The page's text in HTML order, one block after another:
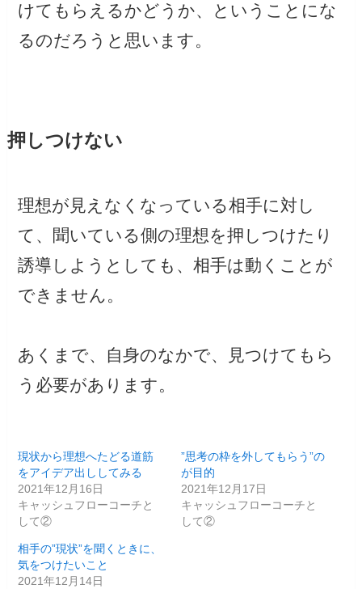
けてもらえるかどうか、ということにな
るのだろうと思います。
押しつけない
理想が見えなくなっている相手に対し
て、聞いている側の理想を押しつけたり
誘導しようとしても、相手は動くことが
できません。
あくまで、自身のなかで、見つけてもら
う必要があります。
現状から理想へたどる道筋
をアイデア出ししてみる
2021年12月16日
キャッシュフローコーチと
して②
”思考の枠を外してもらう”の
が目的
2021年12月17日
キャッシュフローコーチと
して②
相手の”現状”を聞くときに、
気をつけたいこと
2021年12月14日